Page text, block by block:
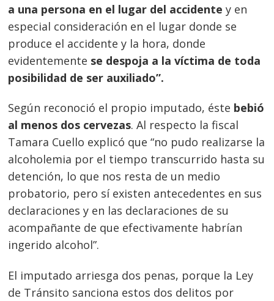
a una persona en el lugar del accidente y en
especial consideración en el lugar donde se
produce el accidente y la hora, donde
evidentemente se despoja a la víctima de toda
posibilidad de ser auxiliado”.
Según reconoció el propio imputado, éste bebió
al menos dos cervezas. Al respecto la fiscal
Tamara Cuello explicó que “no pudo realizarse la
alcoholemia por el tiempo transcurrido hasta su
detención, lo que nos resta de un medio
probatorio, pero sí existen antecedentes en sus
declaraciones y en las declaraciones de su
acompañante de que efectivamente habrían
ingerido alcohol”.
El imputado arriesga dos penas, porque la Ley
de Tránsito sanciona estos dos delitos por
Navegación
de
entradas